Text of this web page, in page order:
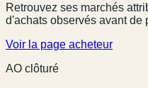
Retrouvez ses marchés
d'achats observés avant de
Voir la page acheteur
AO clôturé